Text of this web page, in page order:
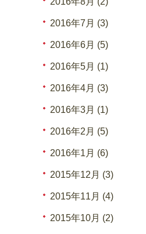
2016年7月 (3)
2016年6月 (5)
2016年5月 (1)
2016年4月 (3)
2016年3月 (1)
2016年2月 (5)
2016年1月 (6)
2015年12月 (3)
2015年11月 (4)
2015年10月 (2)